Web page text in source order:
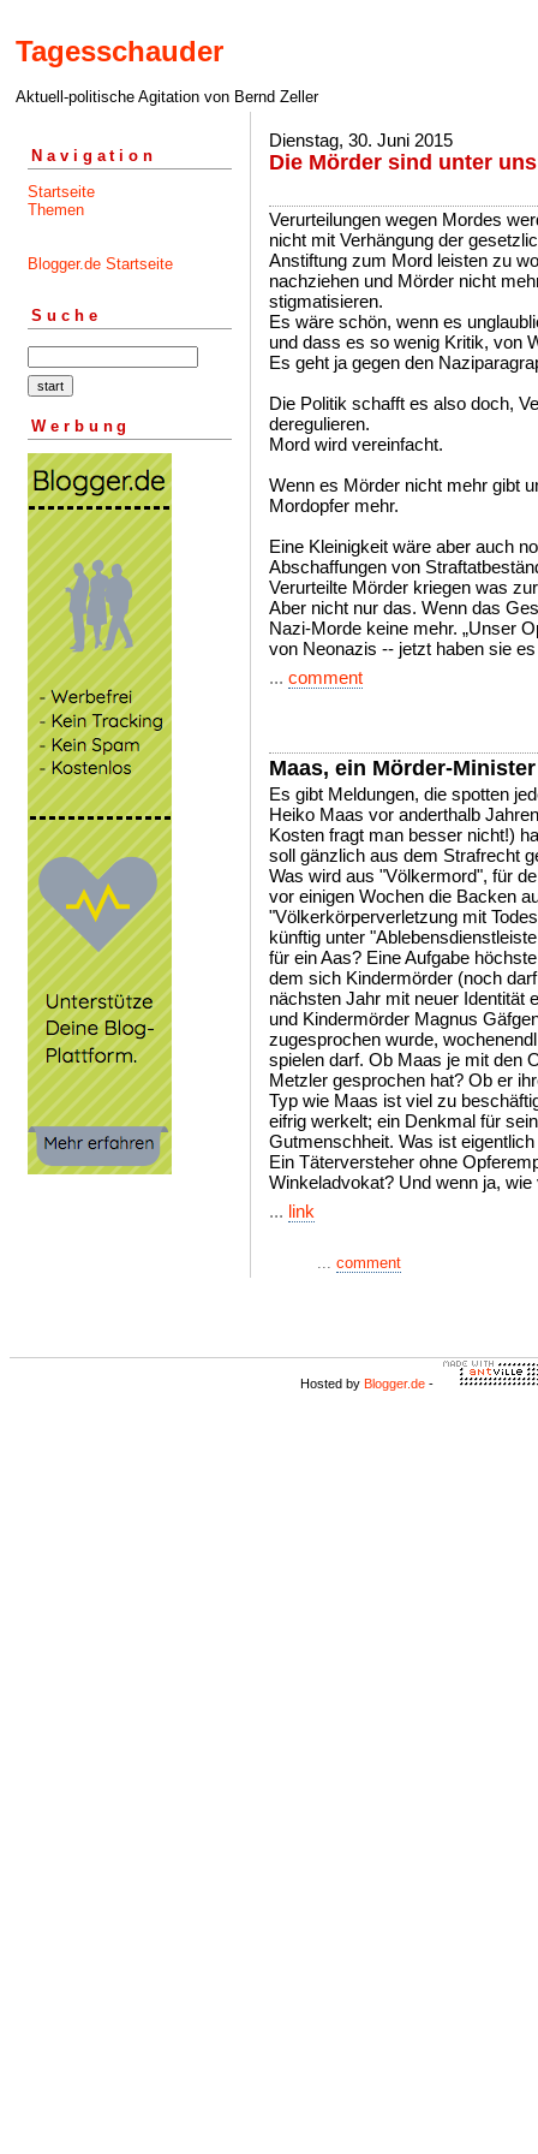
Tagesschauder
Aktuell-politische Agitation von Bernd Zeller
Navigation
Startseite
Themen
Blogger.de Startseite
Suche
Werbung
Dienstag, 30. Juni 2015
Die Mörder sind unter uns
Verurteilungen wegen Mordes
nicht mit Verhängung der
Anstiftung zum Mord leisten zu
nachziehen und Mörder nicht
stigmatisieren.
Es wäre schön, wenn es
und dass es so wenig Kritik, von
Es geht ja gegen den
Die Politik schafft es also doch,
deregulieren.
Mord wird vereinfacht.
Wenn es Mörder nicht mehr gibt
Mordopfer mehr.
Eine Kleinigkeit wäre aber auch
Abschaffungen von
Verurteilte Mörder kriegen was
Aber nicht nur das. Wenn das
Nazi-Morde keine mehr. „Unser
von Neonazis -- jetzt haben sie
... comment
Maas, ein Mörder-Minister
Es gibt Meldungen, die spotten
Heiko Maas vor anderthalb
Kosten fragt man besser nicht!)
soll gänzlich aus dem Strafrecht
Was wird aus "Völkermord", für
vor einigen Wochen die Backen
"Völkerkörperverletzung mit
künftig unter
für ein Aas? Eine Aufgabe
dem sich Kindermörder (noch
nächsten Jahr mit neuer Identität
und Kindermörder Magnus
zugesprochen wurde,
spielen darf. Ob Maas je mit den
Metzler gesprochen hat? Ob er
Typ wie Maas ist viel zu
eifrig werkelt; ein Denkmal für
Gutmenschheit. Was ist
Ein Täterversteher ohne
Winkeladvokat? Und wenn ja, wie
... link
... comment
Hosted by Blogger.de -